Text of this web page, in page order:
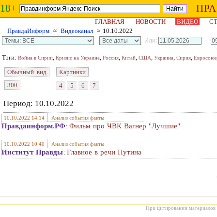
18+
ГЛАВНАЯ НОВОСТИ ВИДЕО
ПравдаИнформ ≈ Видеоканал ≈ 10.10.2022
Или:
–
Тэги: Война в Сирии, Кризис на Украине, Россия, Китай, США, Украина, Сирия, Евросоюз
Обычный вид
300
Картинки
4
5 6 7
Период: 10.10.2022
10.10.2022 14:14 Анализ события факты
Правдаинформ.РФ: Фильм про ЧВК Вагнер "Лучшие"
10.10.2022 10:40 Анализ события факты
Институт Правды: Главное в речи Путина
При цитировании материалов